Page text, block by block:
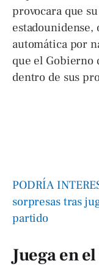
provocara que
estadounidense,
automática por
que el Gobierno
dentro de sus
PODRÍA
sorpresas tras
partido
Juega en